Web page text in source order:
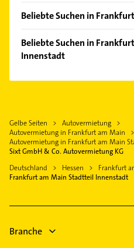
Eckenheim
Flughafen
Griesheim
Niederrad
Oberrad
Ostend
Sachsenhausen
Offenbach am Main
Bad Vilbel
Eschborn Taunus
Oberursel (Taunus)
Kelsterbach
Beliebte Suchen in
Fensterbauer
Fenster
Ärztehaus
Hausarzt
Allgemeinarzt
Arzt
Beliebte Suchen in
Innenstadt
Ärztehaus
Hausarzt
Arzt
Bauunternehmen
Bestatter
Gelbe Seiten
Autovermietung
Autovermietung in Frankfurt am Main
Autovermietung in Frankfurt am Main
Sixt GmbH & Co. Autovermietung KG
Deutschland
Hessen
Frankfurt
Frankfurt am Main Stadtteil Innenstadt
Branche